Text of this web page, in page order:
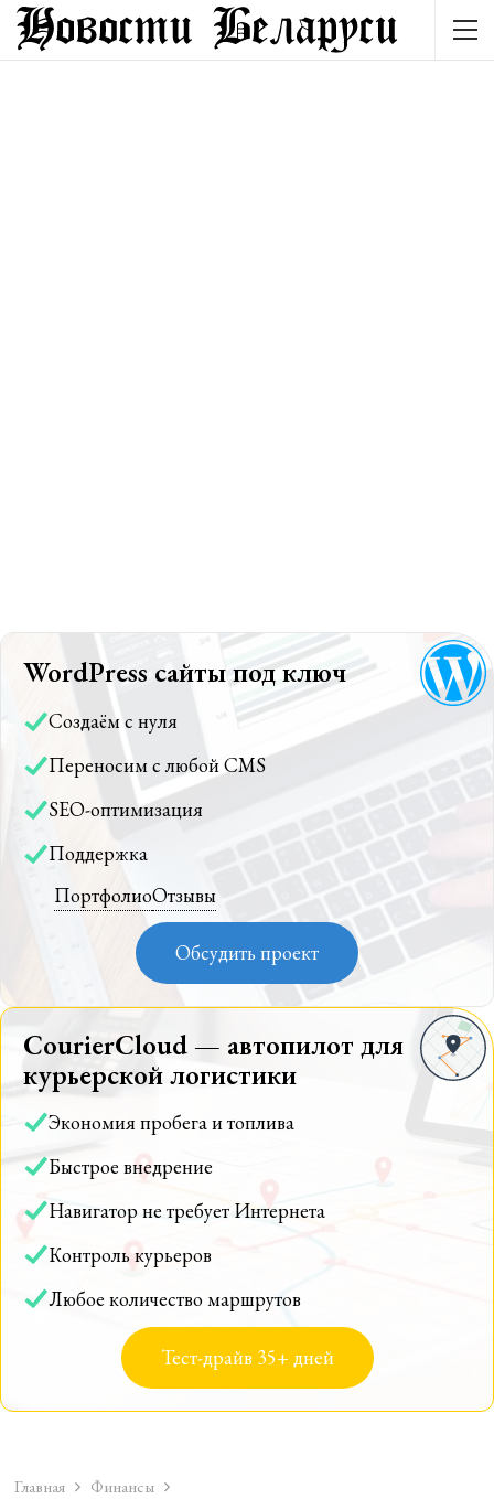
WordPress сайты под ключ
Создаём с нуля
Переносим с любой CMS
SEO-оптимизация
Поддержка
ПортфолиоОтзывы
Обсудить проект
CourierCloud — автопилот для
курьерской логистики
Экономия пробега и топлива
Быстрое внедрение
Навигатор не требует Интернета
Контроль курьеров
Любое количество маршрутов
Тест-драйв 35+ дней
Главная Финансы